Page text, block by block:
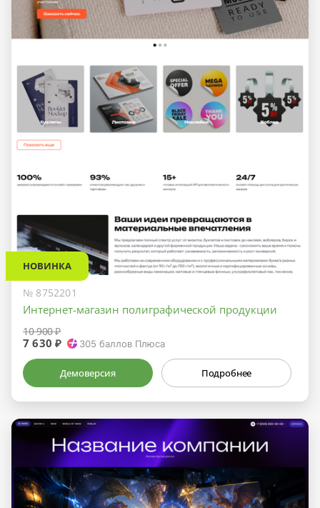
НОВИНКА
№ 8752201
Интернет-магазин полиграфической продукции
10 900 ₽
7 630 ₽ 305 баллов Плюса
Демоверсия Подробнее